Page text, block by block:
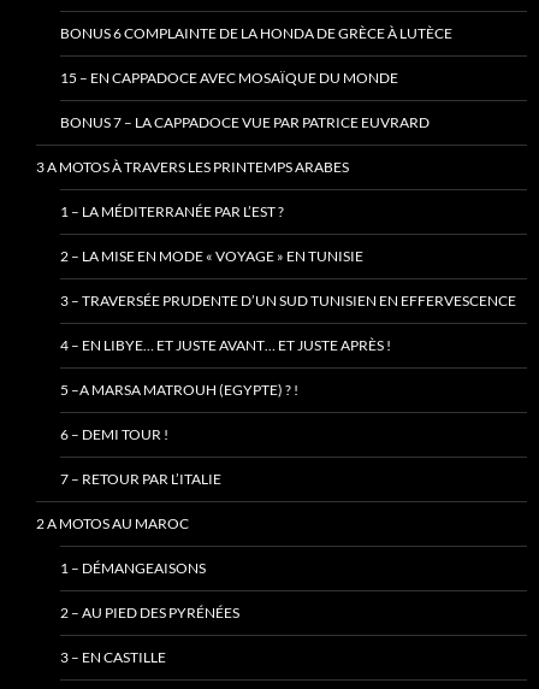
BONUS 6 COMPLAINTE DE LA HONDA DE GRÈCE À LUTÈCE
15 – EN CAPPADOCE AVEC MOSAÏQUE DU MONDE
BONUS 7 – LA CAPPADOCE VUE PAR PATRICE EUVRARD
3 A MOTOS À TRAVERS LES PRINTEMPS ARABES
1 – LA MÉDITERRANÉE PAR L’EST ?
2 – LA MISE EN MODE « VOYAGE » EN TUNISIE
3 – TRAVERSÉE PRUDENTE D’UN SUD TUNISIEN EN EFFERVESCENCE
4 – EN LIBYE… ET JUSTE AVANT… ET JUSTE APRÈS !
5 –A MARSA MATROUH (EGYPTE) ? !
6 – DEMI TOUR !
7 – RETOUR PAR L’ITALIE
2 A MOTOS AU MAROC
1 – DÉMANGEAISONS
2 – AU PIED DES PYRÉNÉES
3 – EN CASTILLE